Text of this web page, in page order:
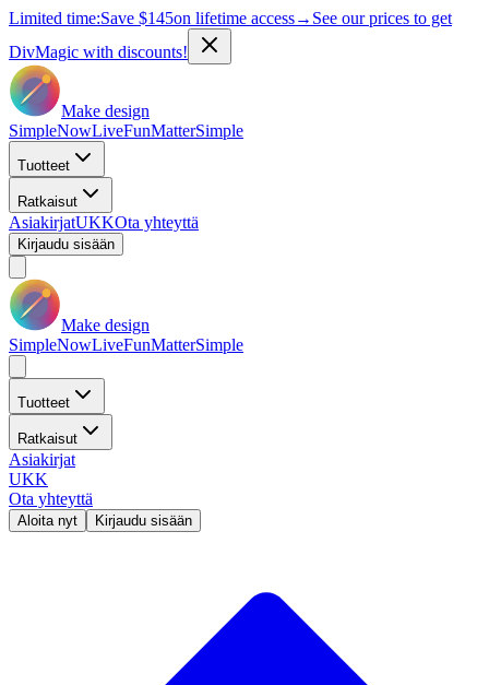
Limited time:Save $145on lifetime access→ See our prices to get
DivMagic with discounts!
Make design
SimpleNowLiveFunMatterSimple
Tuotteet
Ratkaisut
AsiakirjatUKKOta yhteyttä
Kirjaudu sisään
Make design
SimpleNowLiveFunMatterSimple
Tuotteet
Ratkaisut
Asiakirjat
UKK
Ota yhteyttä
Aloita nyt Kirjaudu sisään